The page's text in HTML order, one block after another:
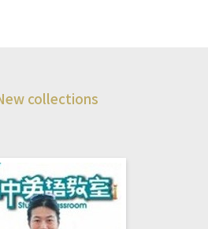
collections